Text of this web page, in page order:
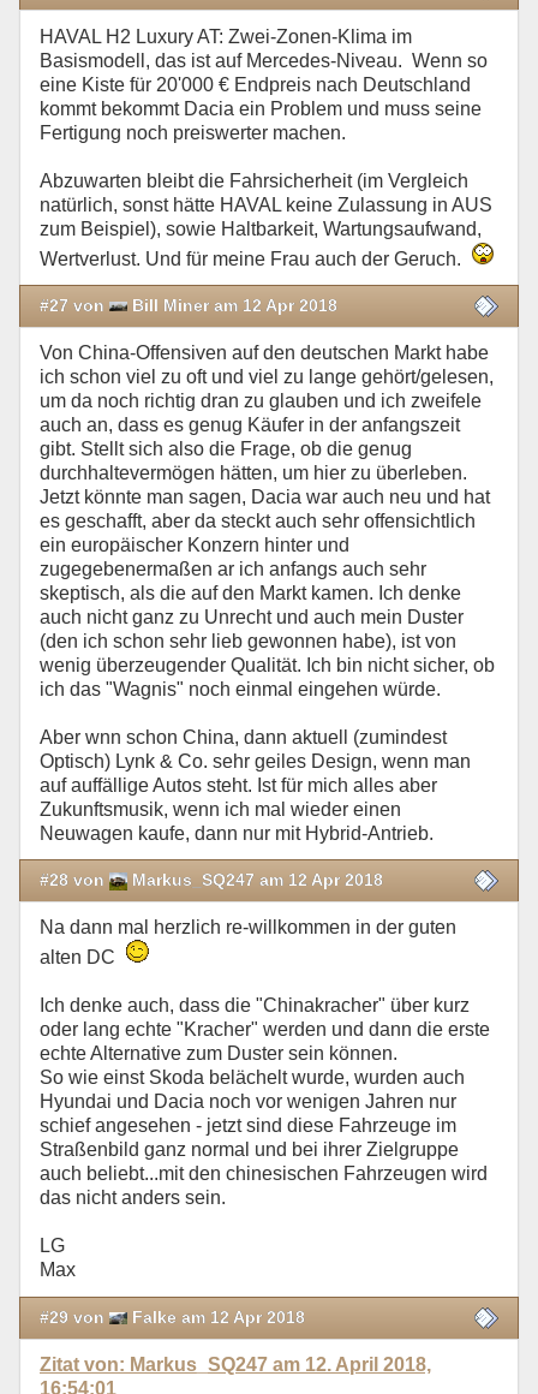
HAVAL H2 Luxury AT: Zwei-Zonen-Klima im
Basismodell, das ist auf Mercedes-Niveau. Wenn so
eine Kiste für 20'000 € Endpreis nach Deutschland
kommt bekommt Dacia ein Problem und muss seine
Fertigung noch preiswerter machen.
Abzuwarten bleibt die Fahrsicherheit (im Vergleich
natürlich, sonst hätte HAVAL keine Zulassung in AUS
zum Beispiel), sowie Haltbarkeit, Wartungsaufwand,
Wertverlust. Und für meine Frau auch der Geruch.
#27 von Bill Miner am 12 Apr 2018
Von China-Offensiven auf den deutschen Markt habe
ich schon viel zu oft und viel zu lange gehört/gelesen,
um da noch richtig dran zu glauben und ich zweifele
auch an, dass es genug Käufer in der anfangszeit
gibt. Stellt sich also die Frage, ob die genug
durchhaltevermögen hätten, um hier zu überleben.
Jetzt könnte man sagen, Dacia war auch neu und hat
es geschafft, aber da steckt auch sehr offensichtlich
ein europäischer Konzern hinter und
zugegebenermaßen ar ich anfangs auch sehr
skeptisch, als die auf den Markt kamen. Ich denke
auch nicht ganz zu Unrecht und auch mein Duster
(den ich schon sehr lieb gewonnen habe), ist von
wenig überzeugender Qualität. Ich bin nicht sicher, ob
ich das "Wagnis" noch einmal eingehen würde.
Aber wnn schon China, dann aktuell (zumindest
Optisch) Lynk & Co. sehr geiles Design, wenn man
auf auffällige Autos steht. Ist für mich alles aber
Zukunftsmusik, wenn ich mal wieder einen
Neuwagen kaufe, dann nur mit Hybrid-Antrieb.
#28 von Markus_SQ247 am 12 Apr 2018
Na dann mal herzlich re-willkommen in der guten
alten DC
Ich denke auch, dass die "Chinakracher" über kurz
oder lang echte "Kracher" werden und dann die erste
echte Alternative zum Duster sein können.
So wie einst Skoda belächelt wurde, wurden auch
Hyundai und Dacia noch vor wenigen Jahren nur
schief angesehen - jetzt sind diese Fahrzeuge im
Straßenbild ganz normal und bei ihrer Zielgruppe
auch beliebt...mit den chinesischen Fahrzeugen wird
das nicht anders sein.
LG
Max
#29 von Falke am 12 Apr 2018
Zitat von: Markus_SQ247 am 12. April 2018,
16:54:01